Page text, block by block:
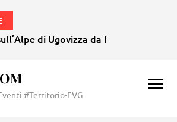
di Ugovizza da Mozart a
#Territorio-FVG